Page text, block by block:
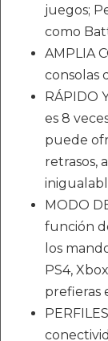
juegos;
como
AMPLIA
consolas
RÁPIDO
es 8
puede
retrasos,
MODO
función
los
PS4,
prefieras